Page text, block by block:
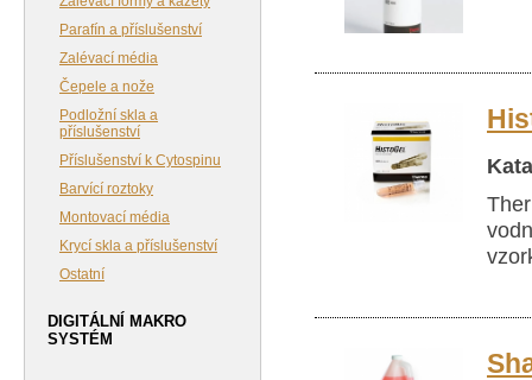
Parafín a příslušenství
Zalévací média
Čepele a nože
Podložní skla a
příslušenství
Příslušenství k Cytospinu
Barvící roztoky
Montovací média
Krycí skla a příslušenství
Ostatní
DIGITÁLNÍ MAKRO
SYSTÉM